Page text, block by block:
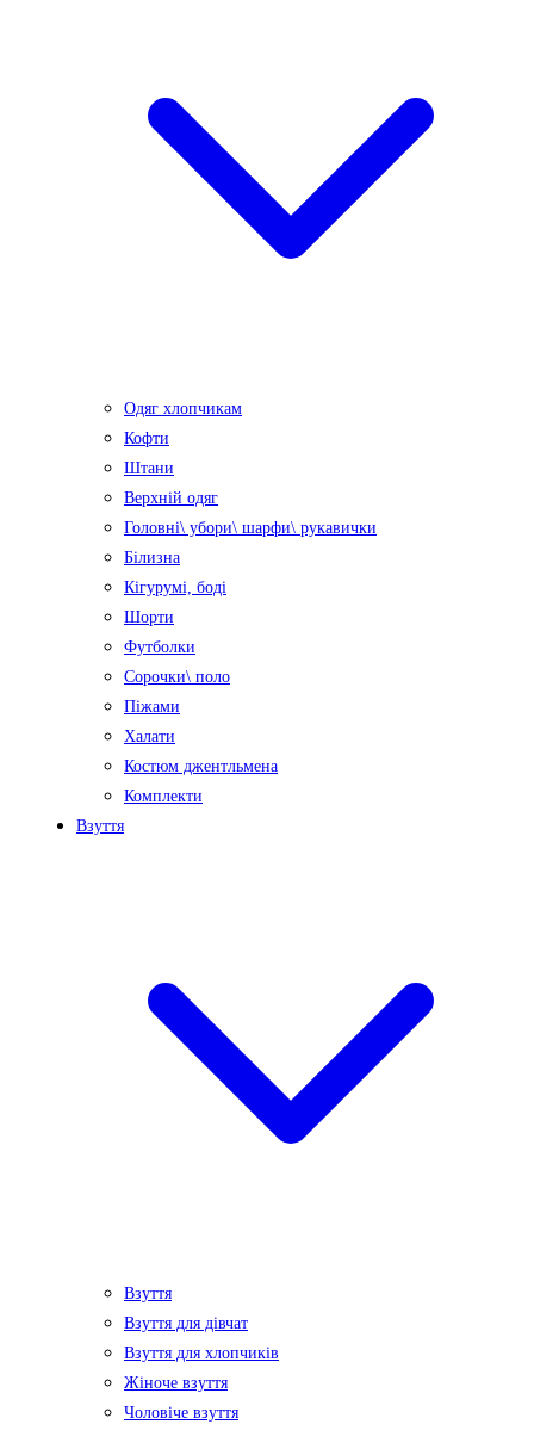
Одяг хлопчикам
Кофти
Штани
Верхній одяг
Головні\ убори\ шарфи\ рукавички
Білизна
Кігурумі, боді
Шорти
Футболки
Сорочки\ поло
Піжами
Халати
Костюм джентльмена
Комплекти
Взуття
Взуття
Взуття для дівчат
Взуття для хлопчиків
Жіноче взуття
Чоловіче взуття